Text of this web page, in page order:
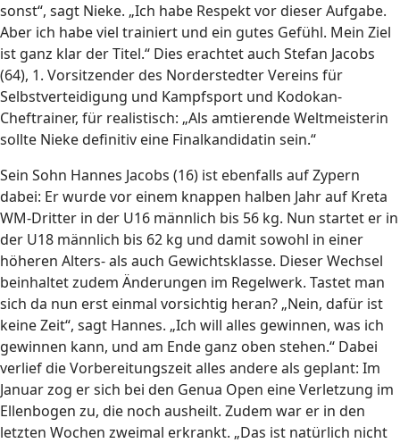
sonst“, sagt Nieke. „Ich habe Respekt vor dieser Aufgabe.
Aber ich habe viel trainiert und ein gutes Gefühl. Mein Ziel
ist ganz klar der Titel.“ Dies erachtet auch Stefan Jacobs
(64), 1. Vorsitzender des Norderstedter Vereins für
Selbstverteidigung und Kampfsport und Kodokan-
Cheftrainer, für realistisch: „Als amtierende Weltmeisterin
sollte Nieke definitiv eine Finalkandidatin sein.“
Sein Sohn Hannes Jacobs (16) ist ebenfalls auf Zypern
dabei: Er wurde vor einem knappen halben Jahr auf Kreta
WM-Dritter in der U16 männlich bis 56 kg. Nun startet er in
der U18 männlich bis 62 kg und damit sowohl in einer
höheren Alters- als auch Gewichtsklasse. Dieser Wechsel
beinhaltet zudem Änderungen im Regelwerk. Tastet man
sich da nun erst einmal vorsichtig heran? „Nein, dafür ist
keine Zeit“, sagt Hannes. „Ich will alles gewinnen, was ich
gewinnen kann, und am Ende ganz oben stehen.“ Dabei
verlief die Vorbereitungszeit alles andere als geplant: Im
Januar zog er sich bei den Genua Open eine Verletzung im
Ellenbogen zu, die noch ausheilt. Zudem war er in den
letzten Wochen zweimal erkrankt. „Das ist natürlich nicht